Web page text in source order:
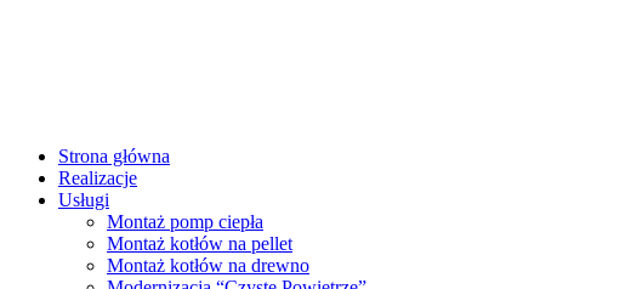
Strona główna
Realizacje
Usługi
Montaż pomp ciepła
Montaż kotłów na pellet
Montaż kotłów na drewno